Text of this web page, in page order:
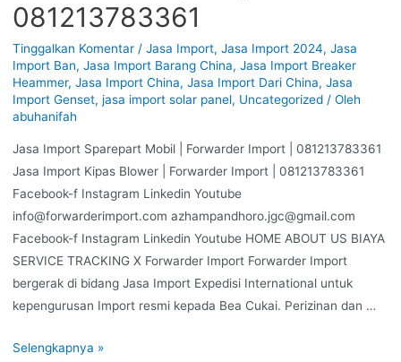
081213783361
Tinggalkan Komentar / Jasa Import, Jasa Import 2024, Jasa
Import Ban, Jasa Import Barang China, Jasa Import Breaker
Heammer, Jasa Import China, Jasa Import Dari China, Jasa
Import Genset, jasa import solar panel, Uncategorized/ Oleh
abuhanifah
Jasa Import Sparepart Mobil | Forwarder Import | 081213783361
Jasa Import Kipas Blower | Forwarder Import | 081213783361
Facebook-f Instagram Linkedin Youtube
info@forwarderimport.com azhampandhoro.jgc@gmail.com
Facebook-f Instagram Linkedin Youtube HOME ABOUT US BIAYA
SERVICE TRACKING X Forwarder Import Forwarder Import
bergerak di bidang Jasa Import Expedisi International untuk
kepengurusan Import resmi kepada Bea Cukai. Perizinan dan …
Selengkapnya »